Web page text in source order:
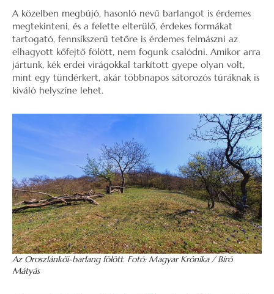
A közelben megbújó, hasonló nevű barlangot is érdemes
megtekinteni, és a felette elterülő, érdekes formákat
tartogató, fennsíkszerű tetőre is érdemes felmászni az
elhagyott kőfejtő fölött, nem fogunk csalódni. Amikor arra
jártunk, kék erdei virágokkal tarkított gyepe olyan volt,
mint egy tündérkert, akár többnapos sátorozós túráknak is
kiváló helyszíne lehet.
Az Oroszlánkői-barlang fölött. Fotó: Magyar Krónika / Bíró
Mátyás